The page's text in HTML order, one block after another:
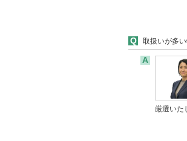
Q 取扱いが多
A
厳選い